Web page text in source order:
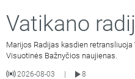
Vatikano
Marijos Radijas kasdien
Visuotinės Bažnyčios naujienas.
2026-08-03
8